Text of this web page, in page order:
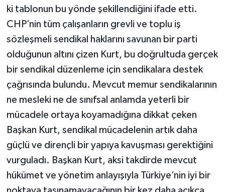
ki tablonun bu yönde şekillendiğini ifade etti.
CHP’nin tüm çalışanların grevli ve toplu iş
sözleşmeli sendikal haklarını savunan bir parti
olduğunun altını çizen Kurt, bu doğrultuda gerçek
bir sendikal düzenleme için sendikalara destek
çağrısında bulundu. Mevcut memur sendikalarının
ne mesleki ne de sınıfsal anlamda yeterli bir
mücadele ortaya koyamadığına dikkat çeken
Başkan Kurt, sendikal mücadelenin artık daha
güçlü ve dirençli bir yapıya kavuşması gerektiğini
vurguladı. Başkan Kurt, aksi takdirde mevcut
hükümet ve yönetim anlayışıyla Türkiye’nin iyi bir